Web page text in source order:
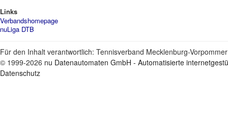
Links
Verbandshomepage
nuLiga DTB
Für den Inhalt verantwortlich: Tennisverband Mecklenburg-
© 1999-2026 nu Datenautomaten GmbH - Automatisierte
Datenschutz